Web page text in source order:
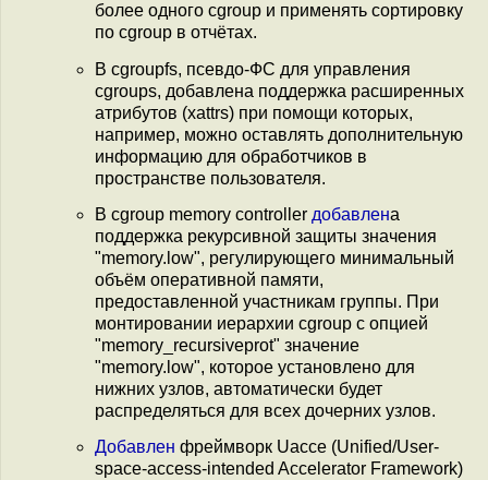
более одного cgroup и применять сортировку
по cgroup в отчётах.
В cgroupfs, псевдо-ФС для управления
cgroups, добавлена поддержка расширенных
атрибутов (xattrs) при помощи которых,
например, можно оставлять дополнительную
информацию для обработчиков в
пространстве пользователя.
В cgroup memory controller добавлена
поддержка рекурсивной защиты значения
"memory.low", регулирующего минимальный
объём оперативной памяти,
предоставленной участникам группы. При
монтировании иерархии cgroup с опцией
"memory_recursiveprot" значение
"memory.low", которое установлено для
нижних узлов, автоматически будет
распределяться для всех дочерних узлов.
Добавлен фреймворк Uacce (Unified/User-
space-access-intended Accelerator Framework)